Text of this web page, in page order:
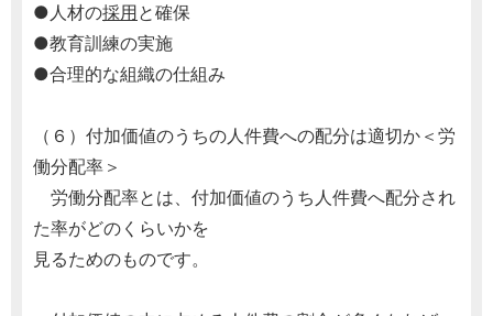
●人材の採用と確保
●教育訓練の実施
●合理的な組織の仕組み
（６）付加価値のうちの人件費への配分は適切か＜労
働分配率＞
労働分配率とは、付加価値のうち人件費へ配分され
た率がどのくらいかを
見るためのものです。